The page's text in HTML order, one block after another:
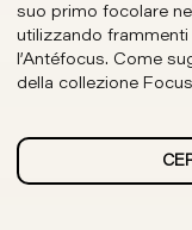
suo primo focolare
utilizzando
l’Antéfocus. Come
della collezione